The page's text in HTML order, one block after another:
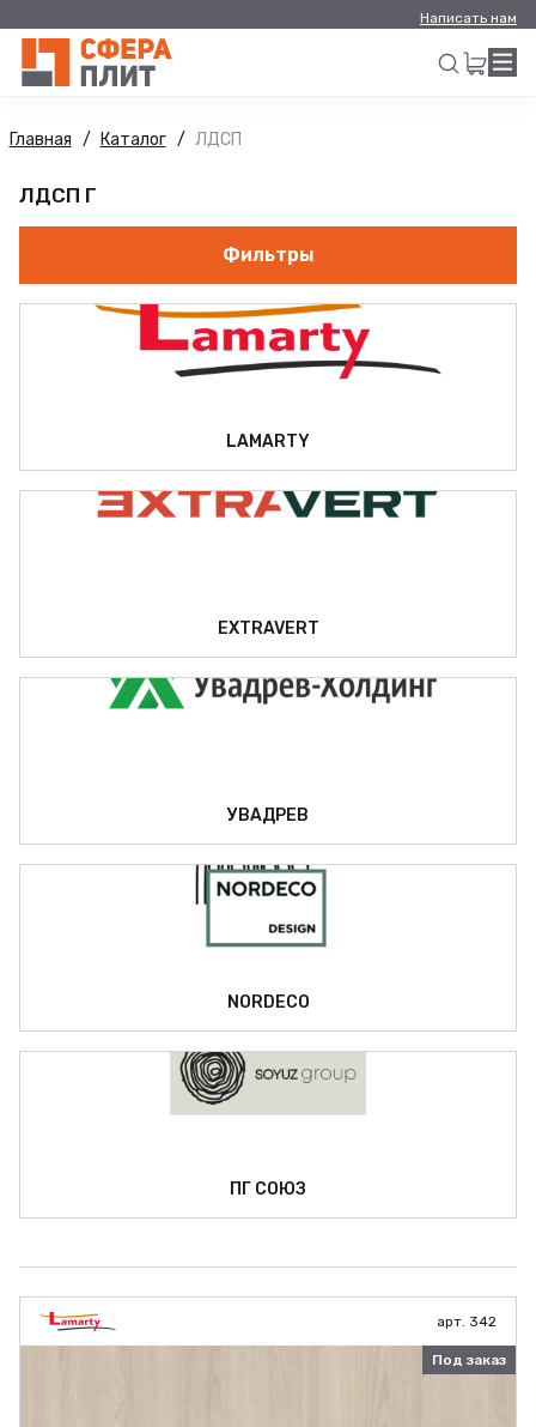
Написать нам
Главная Каталог ЛДСП
ЛДСП Г
Фильтры
LAMARTY
EXTRAVERT
УВАДРЕВ
NORDECO
ПГ СОЮЗ
арт. 342
Под заказ